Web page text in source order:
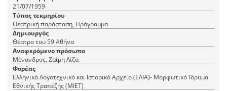
21/07/1959
Τύπος τεκμηρίου
Θεατρική παράσταση, Πρόγραμμα
Δημιουργός
Θέατρο του 59 Αθήνα
Αναφερόμενο πρόσωπο
Μένανδρος, Ζαΐμη Λίζα
Φορέας
Ελληνικό Λογοτεχνικό και Ιστορικό Αρχείο (ΕΛΙΑ)- Μορφωτικό Ίδρυμα
Εθνικής Τραπέζης (ΜΙΕΤ)